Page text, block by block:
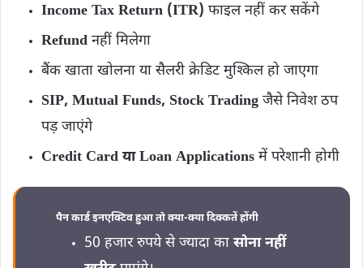
Income Tax Return (ITR) फाइल नहीं कर सकेंगे
Refund नहीं मिलेगा
बैंक खाता खोलना या सैलरी क्रेडिट मुश्किल हो जाएगा
SIP, Mutual Funds, Stock Trading जैसे निवेश ठप
पड़ जाएंगे
Credit Card या Loan Applications में परेशानी होगी
पैन कार्ड इनएक्टिव हुआ तो क्या-क्या दिक्कतें होंगी
50 हजार रुपये से ज्यादा का सोना नहीं